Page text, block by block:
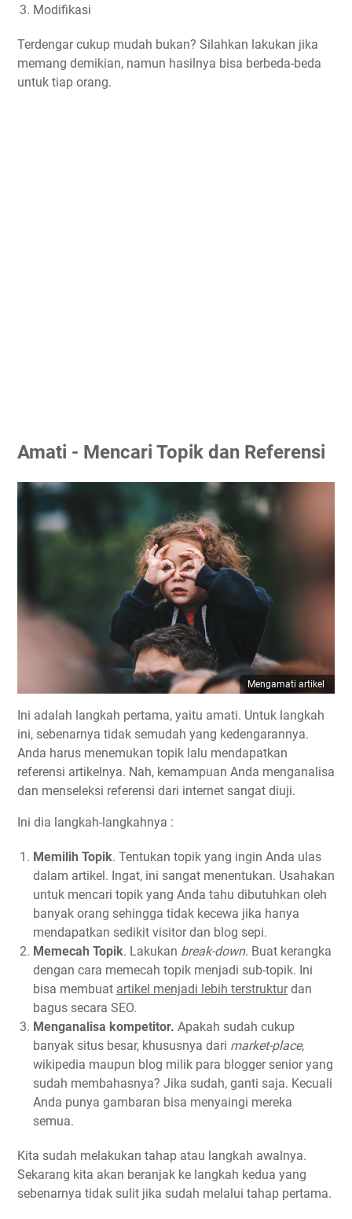
Modifikasi
Terdengar cukup mudah bukan? Silahkan lakukan jika
memang demikian, namun hasilnya bisa berbeda-beda
untuk tiap orang.
Amati - Mencari Topik dan Referensi
Mengamati artikel
Ini adalah langkah pertama, yaitu amati. Untuk langkah
ini, sebenarnya tidak semudah yang kedengarannya.
Anda harus menemukan topik lalu mendapatkan
referensi artikelnya. Nah, kemampuan Anda menganalisa
dan menseleksi referensi dari internet sangat diuji.
Ini dia langkah-langkahnya :
Memilih Topik. Tentukan topik yang ingin Anda ulas
dalam artikel. Ingat, ini sangat menentukan. Usahakan
untuk mencari topik yang Anda tahu dibutuhkan oleh
banyak orang sehingga tidak kecewa jika hanya
mendapatkan sedikit visitor dan blog sepi.
Memecah Topik. Lakukan break-down. Buat kerangka
dengan cara memecah topik menjadi sub-topik. Ini
bisa membuat artikel menjadi lebih terstrukturdan
bagus secara SEO.
Menganalisa kompetitor. Apakah sudah cukup
banyak situs besar, khususnya dari market-place,
wikipedia maupun blog milik para blogger senior yang
sudah membahasnya? Jika sudah, ganti saja. Kecuali
Anda punya gambaran bisa menyaingi mereka
semua.
Kita sudah melakukan tahap atau langkah awalnya.
Sekarang kita akan beranjak ke langkah kedua yang
sebenarnya tidak sulit jika sudah melalui tahap pertama.